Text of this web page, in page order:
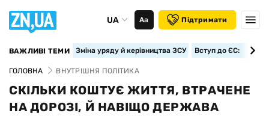
UA Аа Підтримати
ВАЖЛИВІ ТЕМИ Зміна уряду й керівництва ЗСУ Вступ до ЄС:
ГОЛОВНА ВНУТРІШНЯ ПОЛІТИКА
СКІЛЬКИ КОШТУЄ ЖИТТЯ, ВТРАЧЕНЕ
НА ДОРОЗІ, Й НАВІЩО ДЕРЖАВА